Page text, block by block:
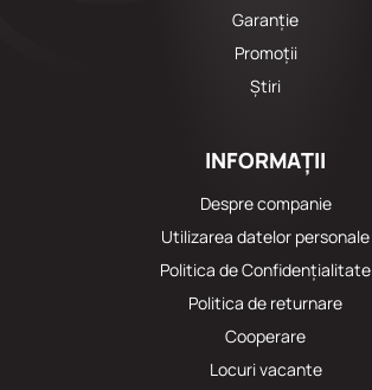
Garanție
Promoții
Știri
INFORMAȚII
Despre companie
Utilizarea datelor personale
Politica de Confidențialitate
Politica de returnare
Cooperare
Locuri vacante